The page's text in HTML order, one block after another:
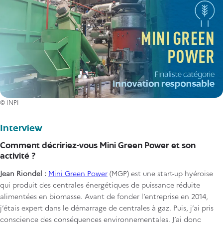
© INPI
Interview
Comment décririez-vous Mini Green Power et son
activité ?
Jean Riondel : Mini Green Power (MGP) est une start-up hyéroise
qui produit des centrales énergétiques de puissance réduite
alimentées en biomasse. Avant de fonder l’entreprise en 2014,
j’étais expert dans le démarrage de centrales à gaz. Puis, j’ai pris
conscience des conséquences environnementales. J’ai donc